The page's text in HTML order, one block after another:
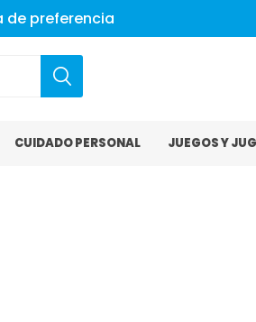
de preferencia
CUIDADO PERSONAL JUEGOS Y